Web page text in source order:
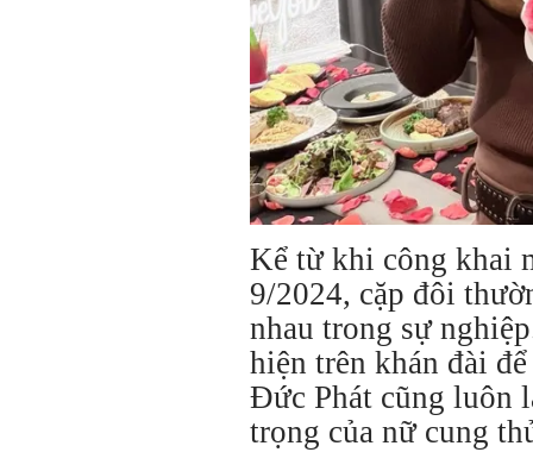
Kể từ khi công khai
9/2024, cặp đôi
nhau trong sự
hiện trên khán đài
Đức Phát cũng luôn
trọng của nữ cung